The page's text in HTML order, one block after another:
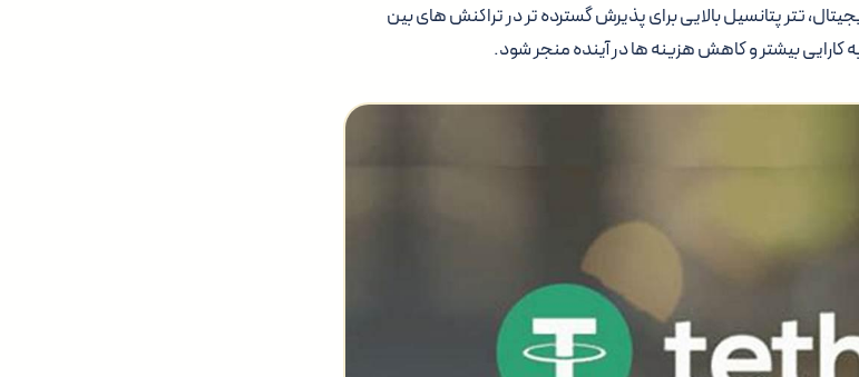
تتر پتانسیل بالایی برای پذیرش گسترده تر در تراکنش های بین
کارایی بیشتر و کاهش هزینه ها در آینده منجر شود.